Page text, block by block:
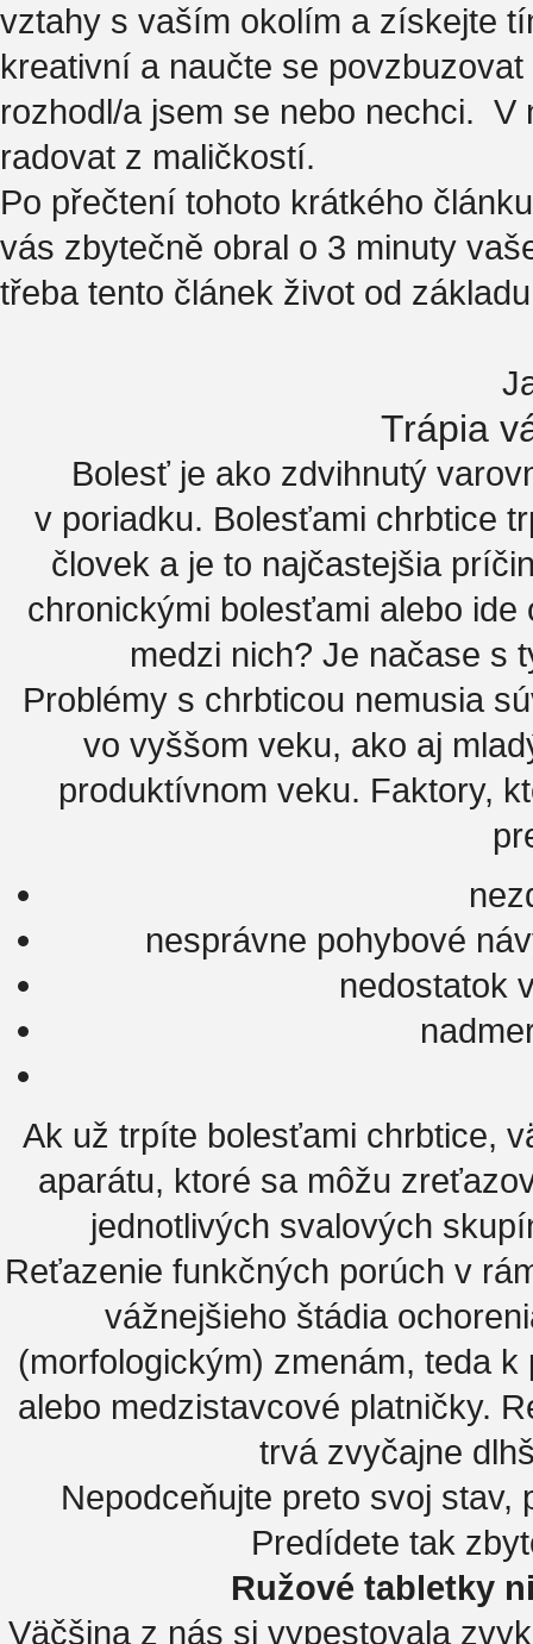
vztahy s vaším okolím a získejte
kreativní a naučte se
rozhodl/a jsem se nebo nechci.
radovat z maličkostí.
Po přečtení tohoto krátkého
vás zbytečně obral o 3 minuty
třeba tento článek život od
Trápia
Bolesť je ako zdvihnutý
v poriadku. Bolesťami chrbtice
človek a je to najčastejšia
chronickými bolesťami alebo ide
medzi nich? Je načase s
Problémy s chrbticou nemusia
vo vyššom veku, ako aj
produktívnom veku. Faktory,
nesprávne pohybové
nedostatok
Ak už trpíte bolesťami chrbtice,
aparátu, ktoré sa môžu
jednotlivých svalových
Reťazenie funkčných porúch v
vážnejšieho štádia
(morfologickým) zmenám, teda
alebo medzistavcové platničky.
trvá zvyčajne
Nepodceňujte preto svoj
Predídete tak
Ružové tabletky
Väčšina z nás si vypestovala